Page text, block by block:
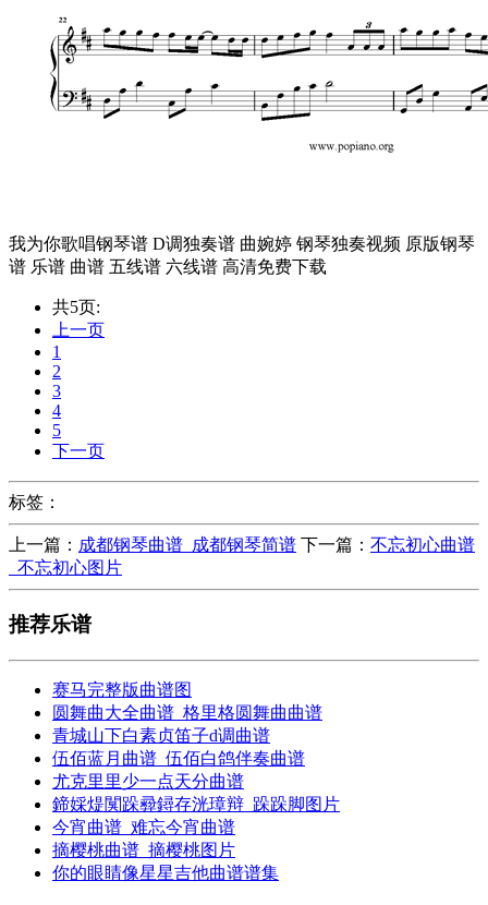
我为你歌唱钢琴谱 D调独奏谱 曲婉婷 钢琴独奏视频 原版钢琴
谱 乐谱 曲谱 五线谱 六线谱 高清免费下载
共5页:
上一页
1
2
3
4
5
下一页
标签：
上一篇： 成都钢琴曲谱_成都钢琴简谱 下一篇： 不忘初心曲谱
_不忘初心图片
推荐乐谱
赛马完整版曲谱图
圆舞曲大全曲谱_格里格圆舞曲曲谱
青城山下白素贞笛子d调曲谱
伍佰蓝月曲谱_伍佰白鸽伴奏曲谱
尤克里里少一点天分曲谱
鍗婇煶闃跺彛鐞存洸璋辩_跺跺脚图片
今宵曲谱_难忘今宵曲谱
摘樱桃曲谱_摘樱桃图片
你的眼睛像星星吉他曲谱谱集